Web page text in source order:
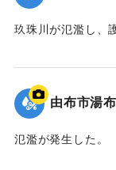
玖珠川が氾濫し、
2020/7/6｜固有コー
由布市湯
氾濫が発生した。